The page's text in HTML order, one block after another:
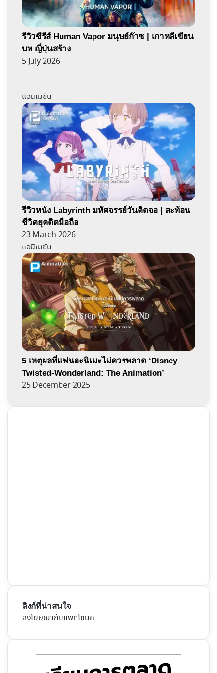
รีวิวซีรีส์ Human Vapor มนุษย์ก๊าซ | เกาหลีเขียน
บท ญี่ปุ่นสร้าง
5 July 2026
แอนิเมชัน
รีวิวหนัง Labyrinth มหัศจรรย์วันติดจอ | สะท้อน
ชีวิตยุคติดมือถือ
23 March 2026
แอนิเมชัน
5 เหตุผลที่แฟนอะนิเมะไม่ควรพลาด ‘Disney
Twisted-Wonderland: The Animation’
25 December 2025
ลิงก์ที่น่าสนใจ
ลงโฆษณากับแพทโซนิค